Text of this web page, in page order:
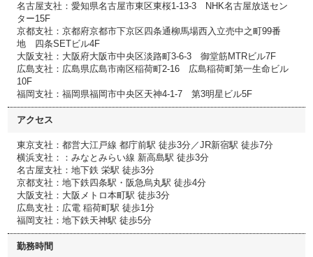
名古屋支社：愛知県名古屋市東区東桜1-13-3 NHK名古屋放送セン
ター15F
京都支社：京都府京都市下京区四条通柳馬場西入立売中之町99番
地 四条SETビル4F
大阪支社：大阪府大阪市中央区淡路町3-6-3 御堂筋MTRビル7F
広島支社：広島県広島市南区稲荷町2-16 広島稲荷町第一生命ビル
10F
福岡支社：福岡県福岡市中央区天神4-1-7 第3明星ビル5F
アクセス
東京支社：都営大江戸線 都庁前駅 徒歩3分／JR新宿駅 徒歩7分
横浜支社：：みなとみらい線 新高島駅 徒歩3分
名古屋支社：地下鉄 栄駅 徒歩3分
京都支社：地下鉄四条駅・阪急烏丸駅 徒歩4分
大阪支社：大阪メトロ本町駅 徒歩3分
広島支社：広電 稲荷町駅 徒歩1分
福岡支社：地下鉄天神駅 徒歩5分
勤務時間